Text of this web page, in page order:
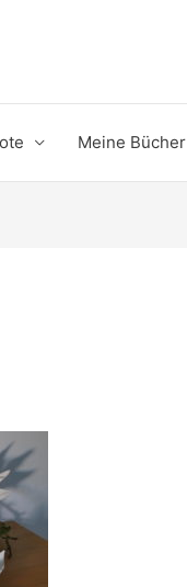
Meine Bücher